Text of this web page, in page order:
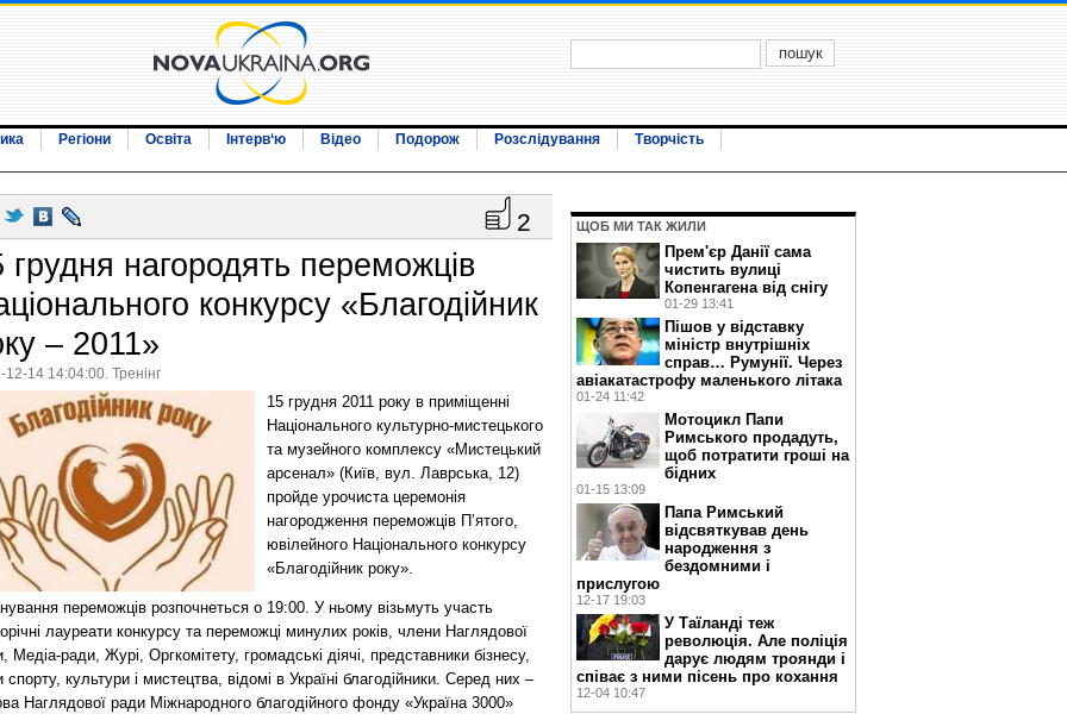
Регіони Освіта Інтерв‘ю Відео Подорож Розслідування
Творчість
2
грудня нагородять переможців
конкурсу «Благодійник
– 2011»
12-14 14:04:00. Тренінг
15 грудня 2011 року в приміщенні
Національного культурно-мистецького
та музейного комплексу «Мистецький
арсенал» (Київ, вул. Лаврська, 12)
пройде урочиста церемонія
нагородження переможців П’ятого,
ювілейного Національного конкурсу
«Благодійник року».
переможців розпочнеться о 19:00. У ньому візьмуть участь
лауреати конкурсу та переможці минулих років, члени Наглядової
Медіа-ради, Журі, Оргкомітету, громадські діячі, представники бізнесу,
спорту, культури і мистецтва, відомі в Україні благодійники. Серед них –
Наглядової ради Міжнародного благодійного фонду «Україна 3000»
ЩОБ МИ ТАК ЖИЛИ
Прем'єр Данії сама
чистить вулиці
Копенгагена від снігу
01-29 13:41
Пішов у відставку
міністр внутрішніх
справ… Румунії. Через
авіакатастрофу маленького літака
01-24 11:42
Мотоцикл Папи
Римського продадуть,
щоб потратити гроші на
бідних
01-15 13:09
Папа Римський
відсвяткував день
народження з
бездомними і
прислугою
12-17 19:03
У Таїланді теж
революція. Але поліція
дарує людям троянди і
співає з ними пісень про кохання
12-04 10:47